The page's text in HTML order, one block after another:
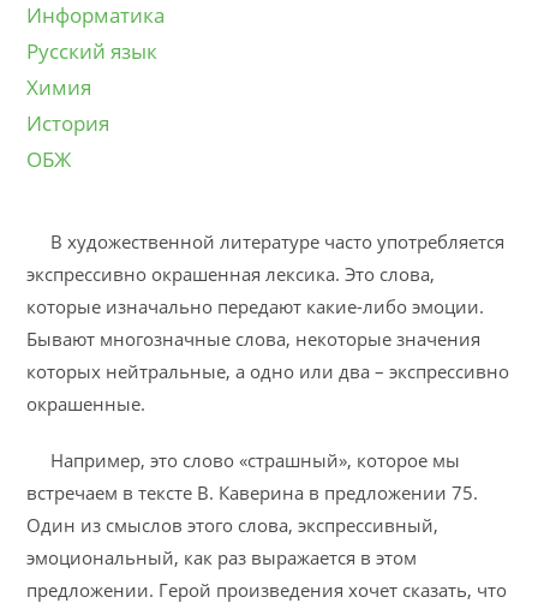
Информатика
Русский язык
Химия
История
ОБЖ
В художественной литературе часто употребляется
экспрессивно окрашенная лексика. Это слова,
которые изначально передают какие-либо эмоции.
Бывают многозначные слова, некоторые значения
которых нейтральные, а одно или два – экспрессивно
окрашенные.
Например, это слово «страшный», которое мы
встречаем в тексте В. Каверина в предложении 75.
Один из смыслов этого слова, экспрессивный,
эмоциональный, как раз выражается в этом
предложении. Герой произведения хочет сказать, что